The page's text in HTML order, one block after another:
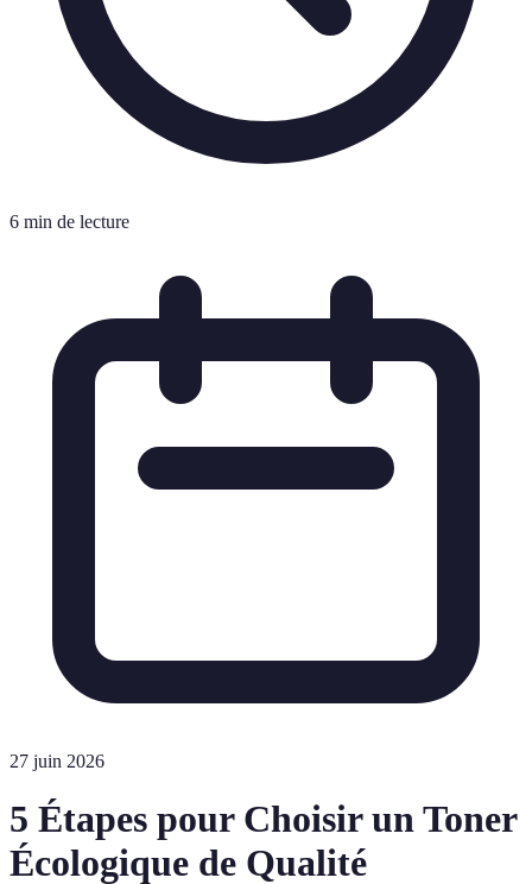
6 min de lecture
27 juin 2026
5 Étapes pour Choisir un Toner
Écologique de Qualité